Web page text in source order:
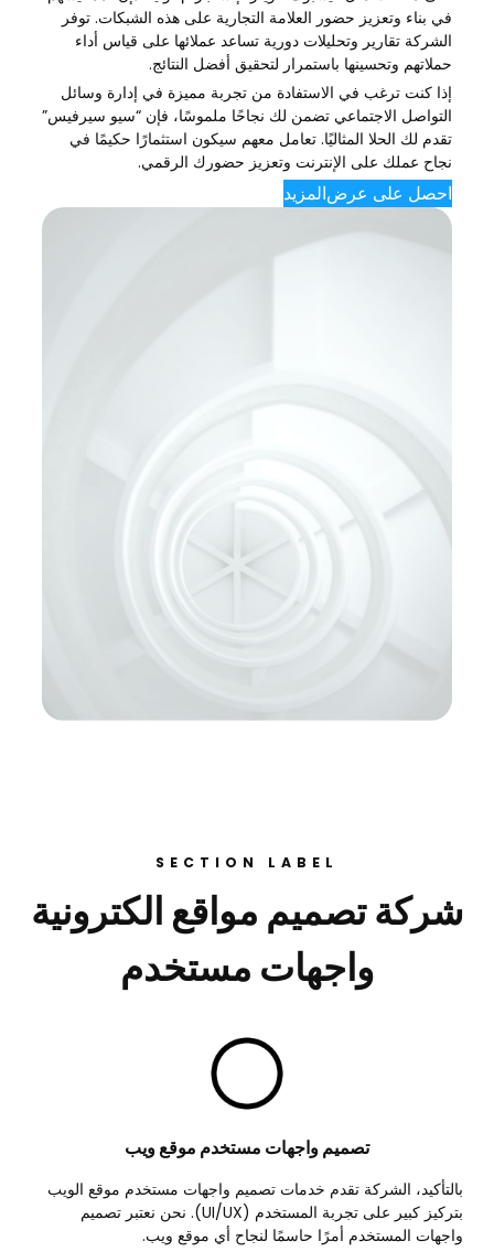
في بناء وتعزيز حضور العلامة التجارية على هذه الشبكات. توفر
الشركة تقارير وتحليلات دورية تساعد عملائها على قياس أداء
حملاتهم وتحسينها باستمرار لتحقيق أفضل النتائج.
إذا كنت ترغب في الاستفادة من تجربة مميزة في إدارة وسائل
التواصل الاجتماعي تضمن لك نجاحًا ملموسًا، فإن “سيو سيرفيس”
تقدم لك الحلا المثاليًا. تعامل معهم سيكون استثمارًا حكيمًا في
نجاح عملك على الإنترنت وتعزيز حضورك الرقمي.
احصل على عرضالمزيد
SECTION LABEL
شركة تصميم مواقع الكترونية
واجهات مستخدم
تصميم واجهات مستخدم موقع ويب
بالتأكيد، الشركة تقدم خدمات تصميم واجهات مستخدم موقع الويب
بتركيز كبير على تجربة المستخدم (UI/UX). نحن نعتبر تصميم
واجهات المستخدم أمرًا حاسمًا لنجاح أي موقع ويب.